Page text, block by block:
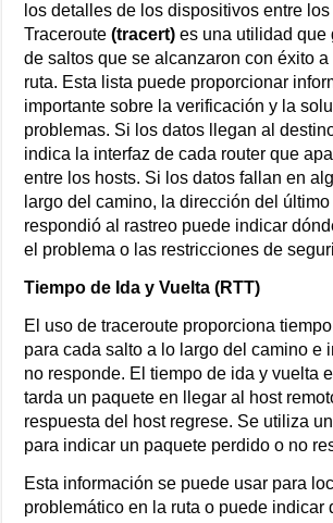
los detalles de los dispositivos entre los
Traceroute(tracert) es una utilidad que
de saltos que se alcanzaron con éxito
ruta. Esta lista puede proporcionar
importante sobre la verificación y la
problemas. Si los datos llegan al
indica la interfaz de cada router que
entre los hosts. Si los datos fallan en
largo del camino, la dirección del
respondió al rastreo puede indicar
el problema o las restricciones de
Tiempo de Ida y Vuelta (RTT)
El uso de traceroute proporciona
para cada salto a lo largo del camino e
no responde. El tiempo de ida y vuelta
tarda un paquete en llegar al host
respuesta del host regrese. Se utiliza
para indicar un paquete perdido o no
Esta información se puede usar para
problemático en la ruta o puede indicar